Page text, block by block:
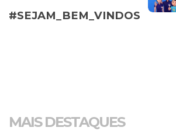
#SEJAM_BEM_VINDOS
MAIS DESTAQUES